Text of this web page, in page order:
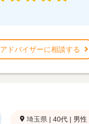
アドバイザーに相談する
埼玉県 | 40代 | 男性